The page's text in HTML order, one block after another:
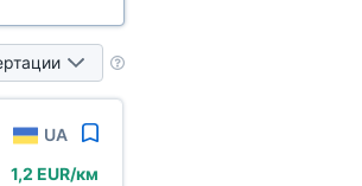
UA
1,2 EUR/км